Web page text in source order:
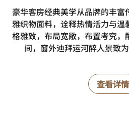
豪华客房经典美学从品牌的丰
雅织物面料，诠释热情活力与
格雅致，布局宽敞，布置考究
间，窗外迪拜运河醉人景致
查看详情